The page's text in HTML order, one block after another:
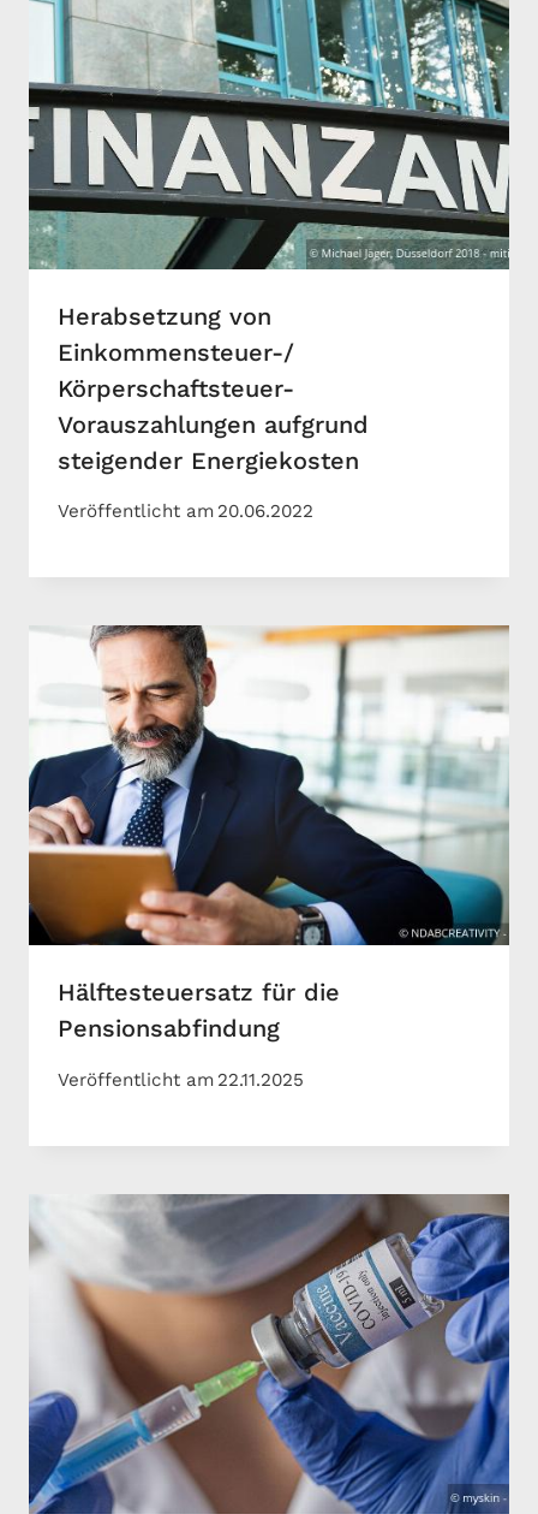
Herabsetzung von
Einkommensteuer-/
Körperschaftsteuer-
Vorauszahlungen aufgrund
steigender Energiekosten
Veröffentlicht am 20.06.2022
Hälftesteuersatz für die
Pensionsabfindung
Veröffentlicht am 22.11.2025